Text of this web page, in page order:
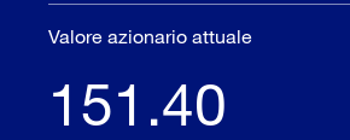
Valore azionario attuale
151.40